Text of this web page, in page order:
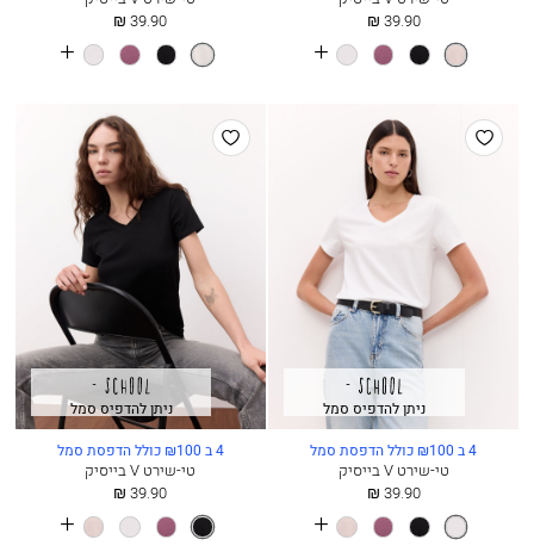
החל
39.90 ₪
וורוד
קוורץ
שחור פלאםלבן See
more
החל
39.90 ₪
קצפתשחור פלאםלבן See
more
הוסף
למועדפים
ניתן להדפיס סמל
4 ב ₪100 כולל הדפסת סמל
טי-שירט V בייסיק
החל
39.90 ₪
לבן
שחור פלאםוורוד
קוורץ
See
more
הוסף
למועדפים
ניתן להדפיס סמל
4 ב ₪100 כולל הדפסת סמל
טי-שירט V בייסיק
החל
39.90 ₪
שחור
פלאםלבן וורוד
קוורץ
See
more